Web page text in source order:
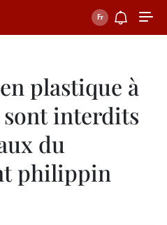
plastique à
sont interdits
du
philippin